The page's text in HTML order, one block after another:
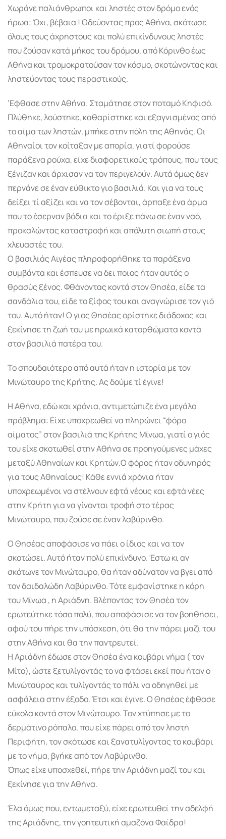
Χωράνε παλιάνθρωποι και ληστές στον δρόμο ενός
ήρωα; Όχι, βέβαια ! Οδεύοντας προς Αθήνα, σκότωσε
όλους τους άχρηστους και πολύ επικίνδυνους ληστές
που ζούσαν κατά μήκος του δρόμου, από Κόρινθο έως
Αθήνα και τρομοκρατούσαν τον κόσμο, σκοτώνοντας και
ληστεύοντας τους περαστικούς.
‘Εφθασε στην Αθήνα. Σταμάτησε στον ποταμό Κηφισό.
Πλύθηκε, λούστηκε, καθαρίστηκε και εξαγνισμένος από
το αίμα των ληστών, μπήκε στην πόλη της Αθηνάς. Οι
Αθηναίοι τον κοίταξαν με απορία, γιατί φορούσε
παράξενα ρούχα, είχε διαφορετικούς τρόπους, που τους
ξένιζαν και άρχισαν να τον περιγελούν. Αυτά όμως δεν
περνάνε σε έναν εύθικτο γιο βασιλιά. Και για να τους
δείξει τί αξίζει και να τον σέβονται, άρπαξε ένα άρμα
που το έσερναν βόδια και το έριξε πάνω σε έναν ναό,
προκαλώντας καταστροφή και απόλυτη σιωπή στους
χλευαστές του.
Ο βασιλιάς Αιγέας πληροφορήθηκε τα παράξενα
συμβάντα και έσπευσε να δει ποιος ήταν αυτός ο
θρασύς ξένος. Φθάνοντας κοντά στον Θησέα, είδε τα
σανδάλια του, είδε το ξίφος του και αναγνώρισε τον γιό
του. Αυτό ήταν! Ο γιος Θησέας ορίστηκε διάδοχος και
ξεκίνησε τη ζωή του με ηρωικά κατορθώματα κοντά
στον βασιλιά πατέρα του.
Το σπουδαιότερο από αυτά ήταν η ιστορία με τον
Μινώταυρο της Κρήτης. Ας δούμε τί έγινε!
Η Αθήνα, εδώ και χρόνια, αντιμετώπιζε ένα μεγάλο
πρόβλημα: Είχε υποχρεωθεί να πληρώνει “φόρο
αίματος” στον βασιλιά της Κρήτης Μίνωα, γιατί ο γιός
του είχε σκοτωθεί στην Αθήνα σε προηγούμενες μάχες
μεταξύ Αθηναίων και Κρητών.Ο φόρος ήταν οδυνηρός
για τους Αθηναίους! Κάθε εννιά χρόνια ήταν
υποχρεωμένοι να στέλνουν εφτά νέους και εφτά νέες
στην Κρήτη για να γίνονται τροφή στο τέρας
Μινώταυρο, που ζούσε σε έναν λαβύρινθο.
Ο Θησέας αποφάσισε να πάει ο ίδιος και να τον
σκοτώσει. Αυτό ήταν πολύ επικίνδυνο. Έστω κι αν
σκότωνε τον Μινώταυρο, θα ήταν αδύνατον να βγει από
τον δαιδαλώδη Λαβύρινθο. Τότε εμφανίστηκε η κόρη
του Μίνωα , η Αριάδνη. Βλέποντας τον Θησέα τον
ερωτεύτηκε τόσο πολύ, που αποφάσισε να τον βοηθήσει,
αφού του πήρε την υπόσχεση, ότι θα την πάρει μαζί του
στην Αθήνα και θα την παντρευτεί.
Η Αριάδνη έδωσε στον Θησέα ένα κουβάρι νήμα ( τον
Μίτο), ώστε ξετυλίγοντάς το να φτάσει εκεί που ήταν ο
Μινώταυρος και τυλίγοντάς το πάλι να οδηγηθεί με
ασφάλεια στην έξοδο. Έτσι και έγινε. Ο Θησέας έφθασε
εύκολα κοντά στον Μινώταυρο. Τον χτύπησε με το
δερμάτινο ρόπαλο, που είχε πάρει από τον ληστή
Περιφήτη, τον σκότωσε και ξανατυλίγοντας το κουβάρι
με το νήμα, βγήκε από τον Λαβύρινθο.
Όπως είχε υποσχεθεί, πήρε την Αριάδνη μαζί του και
ξεκίνησε για την Αθήνα.
Έλα όμως που, εντωμεταξύ, είχε ερωτευθεί την αδελφή
της Αριάδνης, την γοητευτική αμαζόνα Φαίδρα!